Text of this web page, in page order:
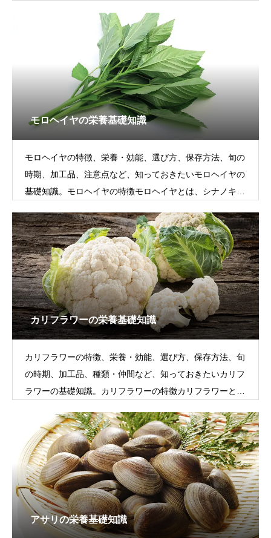
モロヘイヤの栄養基礎知識
モロヘイヤの特徴、栄養・効能、選び方、保存方法、旬の
時期、加工品、注意点など、知っておきたいモロヘイヤの
基礎知識。モロヘイヤの特徴モロヘイヤとは、シナノキ科
カリフラワーの栄養基礎知識
カリフラワーの特徴、栄養・効能、選び方、保存方法、旬
の時期、加工品、種類・仲間など、知っておきたいカリフ
ラワーの基礎知識。カリフラワーの特徴カリフラワーとは
アサリの栄養基礎知識